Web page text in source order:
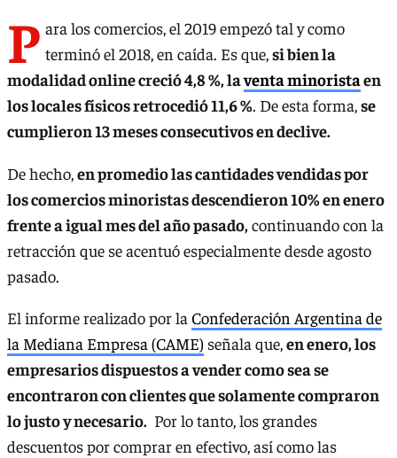
P ara los comercios, el 2019 empezó tal y como
terminó el 2018, en caída. Es que,si bien la
modalidad online creció 4,8 %, laventa minoristaen
los locales físicos retrocedió 11,6 %. De esta forma,se
cumplieron 13 meses consecutivos en declive.
De hecho,en promedio las cantidades vendidas por
los comercios minoristas descendieron 10% en enero
frente a igual mes del año pasado,continuando con la
retracción que se acentuó especialmente desde agosto
pasado.
El informe realizado por la Confederación Argentina de
la Mediana Empresa (CAME) señala que,en enero, los
empresarios dispuestos a vender como sea se
encontraron con clientes que solamente compraron
lo justo y necesario. Por lo tanto, los grandes
descuentos por comprar en efectivo, así como las